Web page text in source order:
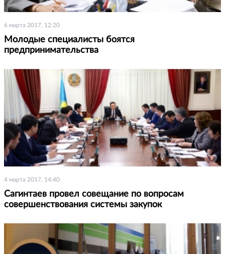
6 марта 2017, 12:20
Молодые специалисты боятся
предпринимательства
4 марта 2017, 14:40
Сагинтаев провел совещание по вопросам
совершенствования системы закупок